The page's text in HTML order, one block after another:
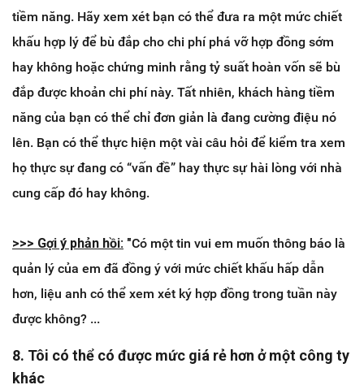
tiềm năng. Hãy xem xét bạn có thể đưa ra một mức chiết
khấu hợp lý để bù đắp cho chi phí phá vỡ hợp đồng sớm
hay không hoặc chứng minh rằng tỷ suất hoàn vốn sẽ bù
đắp được khoản chi phí này. Tất nhiên, khách hàng tiềm
năng của bạn có thể chỉ đơn giản là đang cường điệu nó
lên. Bạn có thể thực hiện một vài câu hỏi để kiểm tra xem
họ thực sự đang có “vấn đề” hay thực sự hài lòng với nhà
cung cấp đó hay không.
>>> ​Gợi ý phản hồi: "Có một tin vui em muốn thông báo là
quản lý của em đã đồng ý với mức chiết khấu hấp dẫn
hơn, liệu anh có thể xem xét ký hợp đồng trong tuần này
được không? ...
8. Tôi có thể có được mức giá rẻ hơn ở một công ty
khác